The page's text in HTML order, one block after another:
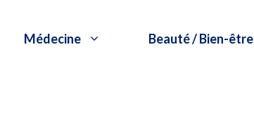
Médecine Beauté / Bien-être